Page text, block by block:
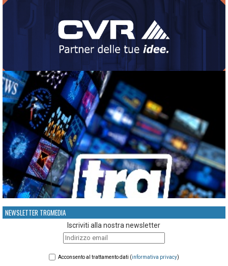
NEWSLETTER TRGMEDIA
Iscriviti alla nostra newsletter
Acconsento al trattamento dati (informativa privacy)